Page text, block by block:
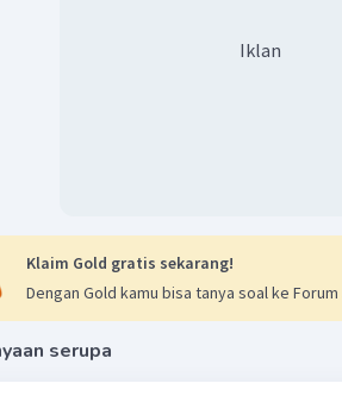
Iklan
Klaim Gold gratis sekarang!
Dengan Gold kamu bisa tanya soal ke
serupa